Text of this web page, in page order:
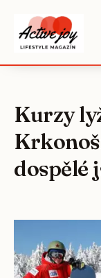
Kurzy
dospělé